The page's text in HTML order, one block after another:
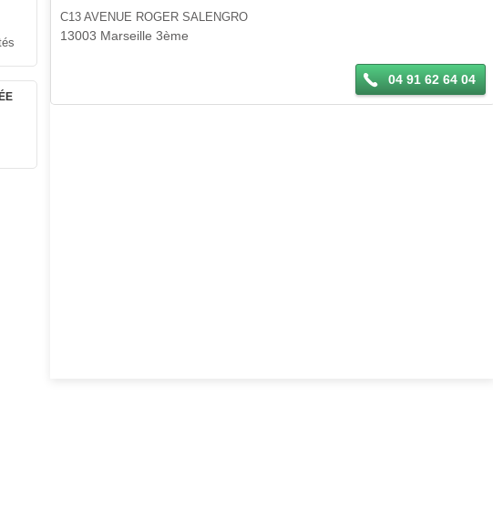
C13 AVENUE ROGER SALENGRO
13003 Marseille 3ème
04 91 62 64 04